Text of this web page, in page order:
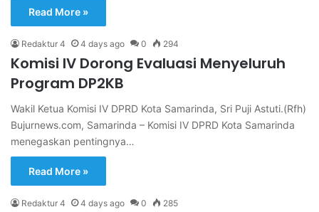
Read More »
Redaktur 4 4 days ago 0 294
Komisi IV Dorong Evaluasi Menyeluruh
Program DP2KB
Wakil Ketua Komisi IV DPRD Kota Samarinda, Sri Puji Astuti.(Rfh)
Bujurnews.com, Samarinda – Komisi IV DPRD Kota Samarinda
menegaskan pentingnya…
Read More »
Redaktur 4 4 days ago 0 285